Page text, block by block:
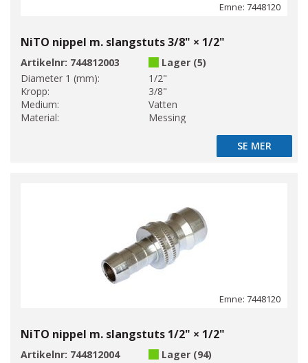
Emne: 7448120
NiTO nippel m. slangstuts 3/8" × 1/2"
Artikelnr: 744812003
Lager (5)
Diameter 1 (mm):
1/2"
Kropp:
3/8"
Medium:
Vatten
Material:
Messing
SE MER
SE MER
Emne: 7448120
NiTO nippel m. slangstuts 1/2" × 1/2"
Artikelnr: 744812004
Lager (94)